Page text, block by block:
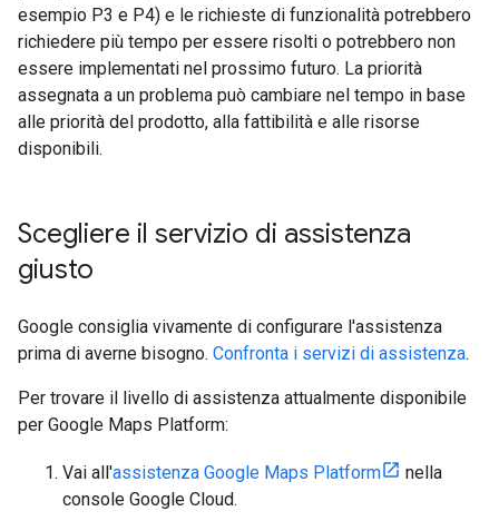
esempio P3 e P4) e le richieste di funzionalità potrebbero
richiedere più tempo per essere risolti o potrebbero non
essere implementati nel prossimo futuro. La priorità
assegnata a un problema può cambiare nel tempo in base
alle priorità del prodotto, alla fattibilità e alle risorse
disponibili.
Scegliere il servizio di assistenza
giusto
Google consiglia vivamente di configurare l'assistenza
prima di averne bisogno. Confronta i servizi di assistenza.
Per trovare il livello di assistenza attualmente disponibile
per Google Maps Platform:
Vai all'assistenza Google Maps Platform
nella
console Google Cloud.